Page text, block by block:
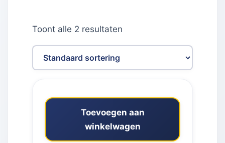
Toont alle 2 resultaten
Toevoegen aan
winkelwagen